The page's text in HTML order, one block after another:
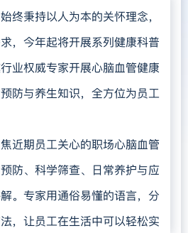
终秉持以人为本的关怀理念，
，今年起将开展系列健康科普
业权威专家开展心脑血管健康
防与养生知识，全方位为员工
近期员工关心的职场心脑血管
防、科学筛查、日常养护与应
。专家用通俗易懂的语言，分
，让员工在生活中可以轻松实